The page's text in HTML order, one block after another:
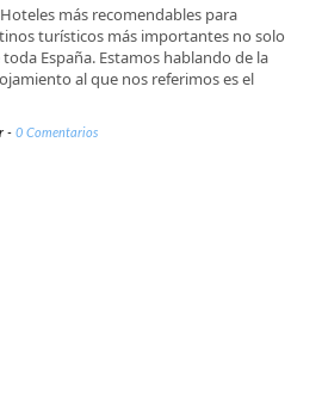
más recomendables para
turísticos más importantes no solo
España. Estamos hablando de la
al que nos referimos es el
- 0 Comentarios